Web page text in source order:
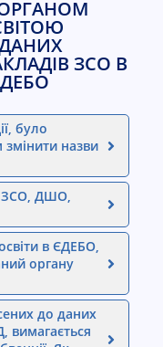
ЗСО В
було
назви
ЗСО, ДШО,
в ЄДЕБО,
органу
до даних
вимагається